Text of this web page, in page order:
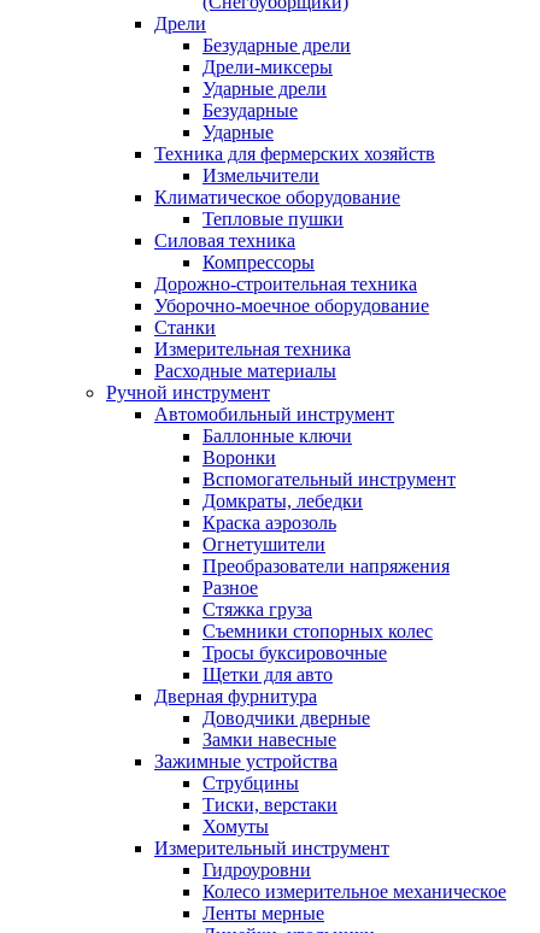
Дрели
Безударные дрели
Дрели-миксеры
Ударные дрели
Безударные
Ударные
Техника для фермерских хозяйств
Измельчители
Климатическое оборудование
Тепловые пушки
Силовая техника
Компрессоры
Дорожно-строительная техника
Уборочно-моечное оборудование
Станки
Измерительная техника
Расходные материалы
Ручной инструмент
Автомобильный инструмент
Баллонные ключи
Воронки
Вспомогательный инструмент
Домкраты, лебедки
Краска аэрозоль
Огнетушители
Преобразователи напряжения
Разное
Стяжка груза
Съемники стопорных колес
Тросы буксировочные
Щетки для авто
Дверная фурнитура
Доводчики дверные
Замки навесные
Зажимные устройства
Струбцины
Тиски, верстаки
Хомуты
Измерительный инструмент
Гидроуровни
Колесо измерительное механическое
Ленты мерные